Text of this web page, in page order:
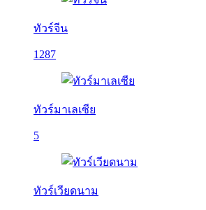
ทัวร์จีน
1287
ทัวร์มาเลเซีย
5
ทัวร์เวียดนาม